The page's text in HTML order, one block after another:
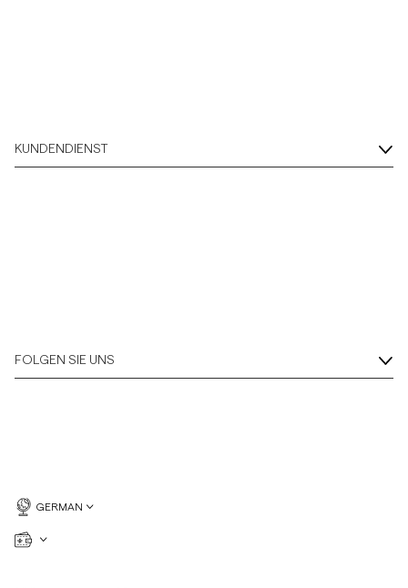
KUNDENDIENST
FOLGEN SIE UNS
GERMAN